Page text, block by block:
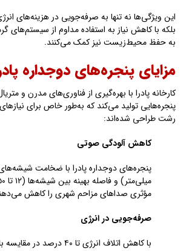
این ویژگی‌ها نه تنها به صرفه‌جویی در هزینه‌های
بلکه با کاهش نیاز به استفاده مداوم از سیستم‌های
به حفظ محیط‌زیست نیز کمک می‌کنند.
مزایای پنجره‌های دوجداره
کارخانه پادرا با بهره‌گیری از فناوری‌های مدرن و
پنجره‌هایی تولید می‌کند که به‌طور خاص برای
رشت طراحی شده‌اند:
کاهش آلودگی صوتی
مؤثری صداهای مزاحم شهری را کاهش
صرفه‌جویی در انرژی
با کاهش اتلاف انرژی تا ۴۰ درصد